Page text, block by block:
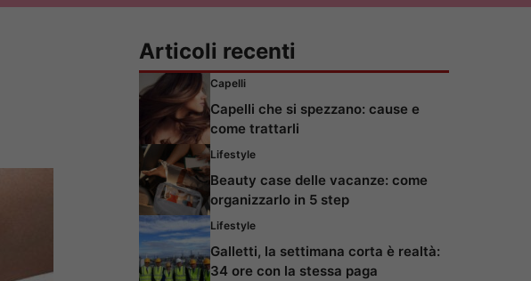
Articoli recenti
Capelli
Capelli che si spezzano: cause e
come trattarli
Lifestyle
Beauty case delle vacanze: come
organizzarlo in 5 step
Lifestyle
Galletti, la settimana corta è realtà:
34 ore con la stessa paga